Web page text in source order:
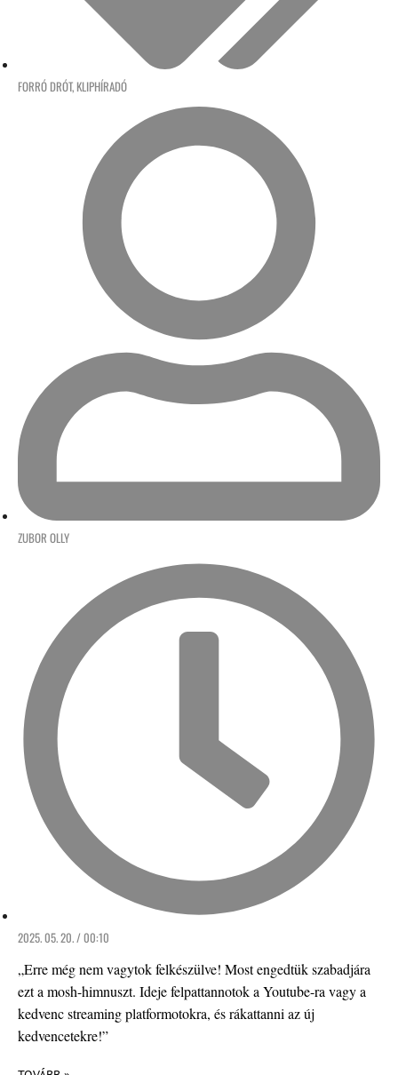
FORRÓ DRÓT, KLIPHÍRADÓ
ZUBOR OLLY
2025. 05. 20. / 00:10
„Erre még nem vagytok felkészülve! Most engedtük szabadjára
ezt a mosh-himnuszt. Ideje felpattannotok a Youtube-ra vagy a
kedvenc streaming platformotokra, és rákattanni az új
kedvencetekre!”